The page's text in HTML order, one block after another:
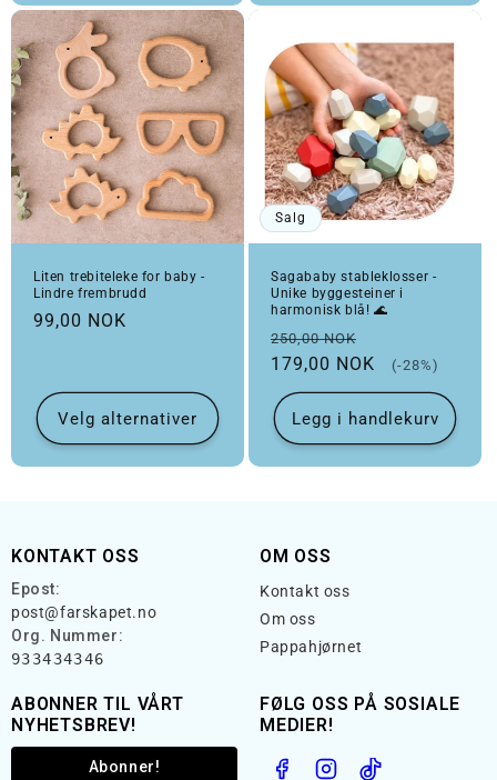
Liten trebiteleke for baby -
Lindre frembrudd
Vanlig pris
99,00 NOK
Velg alternativer
Salg
Sagababy stableklosser -
Unike byggesteiner i
harmonisk blå! 🌊
Vanlig pris
250,00 NOK
179,00 NOK
(-28%)
Legg i handlekurv
KONTAKT OSS
Epost:
post@farskapet.no
Org. Nummer:
933434346
OM OSS
Kontakt oss
Om oss
Pappahjørnet
ABONNER TIL VÅRT
NYHETSBREV!
Abonner!
FØLG OSS PÅ SOSIALE
MEDIER!